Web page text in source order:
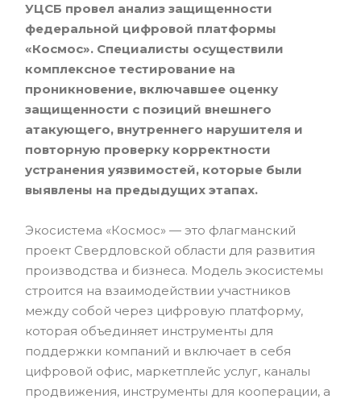
УЦСБ провел анализ защищенности
федеральной цифровой платформы
«Космос». Специалисты осуществили
комплексное тестирование на
проникновение, включавшее оценку
защищенности с позиций внешнего
атакующего, внутреннего нарушителя и
повторную проверку корректности
устранения уязвимостей, которые были
выявлены на предыдущих этапах.
Экосистема «Космос» — это флагманский
проект Свердловской области для развития
производства и бизнеса. Модель экосистемы
строится на взаимодействии участников
между собой через цифровую платформу,
которая объединяет инструменты для
поддержки компаний и включает в себя
цифровой офис, маркетплейс услуг, каналы
продвижения, инструменты для кооперации, а